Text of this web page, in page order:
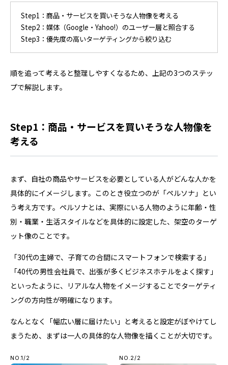
Step1：商品・サービスを買いそうな人物像を考える
Step2：媒体（Google・Yahoo!）のユーザー層と照合する
Step3：優先度の高いターゲティングから絞り込む
順を追って考えると整理しやすくなるため、上記の3つのステッ
プで解説します。
Step1：商品・サービスを買いそうな人物像を
考える
まず、自社の商品やサービスを必要としている人がどんな人かを
具体的にイメージします。このとき役立つのが「ペルソナ」とい
う考え方です。ペルソナとは、実際にいる人物のように年齢・性
別・職業・生活スタイルなどを具体的に設定した、架空のターゲ
ット像のことです。
「30代の主婦で、子育ての合間にスマートフォンで検索する」
「40代の男性会社員で、出張が多くビジネスホテルをよく探す」
といったように、リアルな人物をイメージすることでターゲティ
ングの方向性が明確になります。
なんとなく「幅広い層に届けたい」と考えると設定がぼやけてし
まうため、まずは一人の具体的な人物像を描くことが大切です。
NO.1/2 NO.2/2